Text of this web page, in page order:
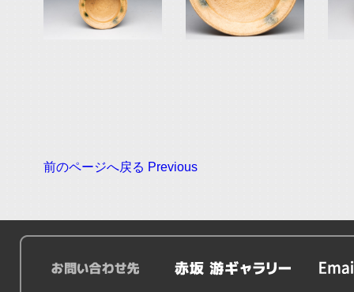
前のページへ戻る Previous